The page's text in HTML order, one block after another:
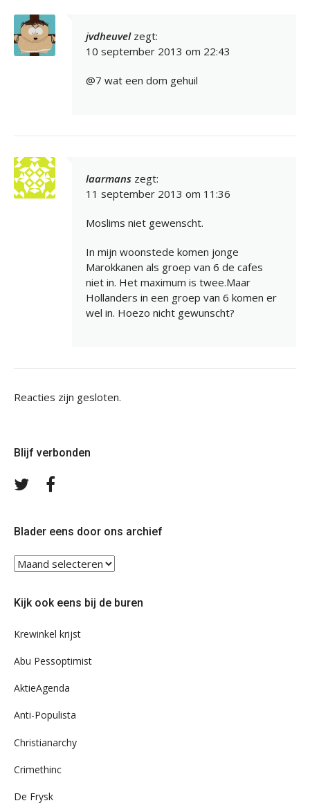
jvdheuvel zegt:
10 september 2013 om 22:43
@7 wat een dom gehuil
laarmans zegt:
11 september 2013 om 11:36
Moslims niet gewenscht.
In mijn woonstede komen jonge
Marokkanen als groep van 6 de cafes
niet in. Het maximum is twee.Maar
Hollanders in een groep van 6 komen er
wel in. Hoezo nicht gewunscht?
Reacties zijn gesloten.
Blijf verbonden
Volg
Blader eens door ons archief
Blader
eens
ons
Kijk ook eens bij de buren
Krewinkel krijst
Abu Pessoptimist
AktieAgenda
Anti-Populista
Christianarchy
Crimethinc
De Frysk